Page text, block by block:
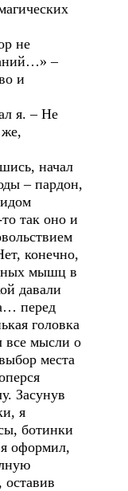
не
–
и
я. – Не
начал
– пардон,
так оно и
конечно,
мышц в
давали
перед
головка
все мысли о
места
Засунув
я
ботинки
оформил,
оставив